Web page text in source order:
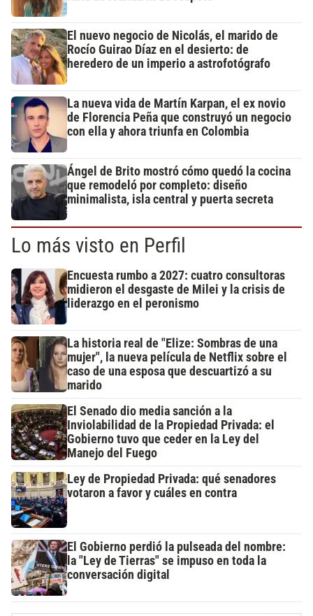
El nuevo negocio de Nicolás, el marido de
Rocío Guirao Díaz en el desierto: de
heredero de un imperio a astrofotógrafo
La nueva vida de Martín Karpan, el ex novio
de Florencia Peña que construyó un negocio
con ella y ahora triunfa en Colombia
Ángel de Brito mostró cómo quedó la cocina
que remodeló por completo: diseño
minimalista, isla central y puerta secreta
Lo más visto en Perfil
Encuesta rumbo a 2027: cuatro consultoras
midieron el desgaste de Milei y la crisis de
liderazgo en el peronismo
La historia real de "Elize: Sombras de una
mujer", la nueva película de Netflix sobre el
caso de una esposa que descuartizó a su
marido
El Senado dio media sanción a la
Inviolabilidad de la Propiedad Privada: el
Gobierno tuvo que ceder en la Ley del
Manejo del Fuego
Ley de Propiedad Privada: qué senadores
votaron a favor y cuáles en contra
El Gobierno perdió la pulseada del nombre:
la "Ley de Tierras" se impuso en toda la
conversación digital